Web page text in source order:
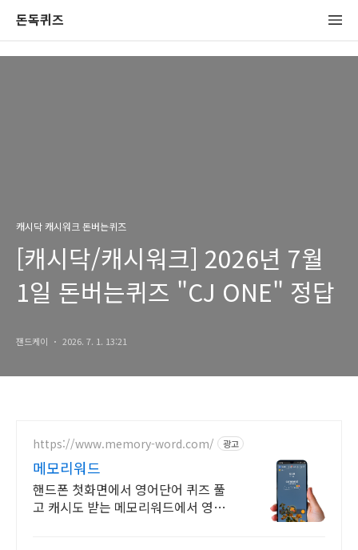
돈독퀴즈
캐시닥 캐시워크 돈버는퀴즈
[캐시닥/캐시워크] 2026년 7월
1일 돈버는퀴즈 "CJ ONE" 정답
잰드케이 2026. 7. 1. 13:21
https://www.memory-word.com/ 광고
메모리워드
핸드폰 첫화면에서 영어단어 퀴즈 풀
고 캐시도 받는 메모리워드에서 영어